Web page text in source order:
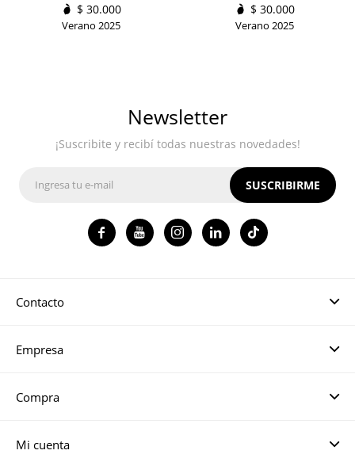
$ 30.000
Verano 2025
$ 30.000
Verano 2025
Contacto
Empresa
Compra
Mi cuenta
Newsletter
¡Suscribite y recibí todas nuestras novedades!
SUSCRIBIRME
   